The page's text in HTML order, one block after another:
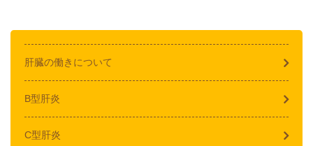
肝臓の働きについて
B型肝炎
C型肝炎